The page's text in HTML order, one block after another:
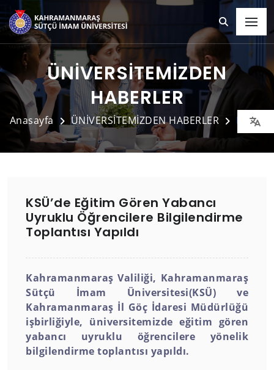
ÜNİVERSİTEMİZDEN
HABERLER
Anasayfa ÜNİVERSİTEMİZDEN HABERLER Detay
KSÜ’de Eğitim Gören Yabancı
Uyruklu Öğrencilere Bilgilendirme
Toplantısı Yapıldı
Kahramanmaraş Valiliği, Kahramanmaraş
Sütçü İmam Üniversitesi(KSÜ) ve
Kahramanmaraş İl Göç İdaresi Müdürlüğü
işbirliğiyle, üniversitemizde eğitim gören
yabancı uyruklu öğrencilere yönelik
bilgilendirme toplantısı yapıldı.